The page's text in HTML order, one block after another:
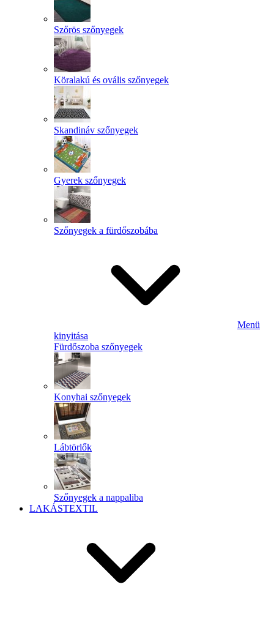
Szőrös szőnyegek
Köralakú és ovális szőnyegek
Skandináv szőnyegek
Gyerek szőnyegek
Szőnyegek a fürdőszobába
Menü
kinyitása
Fürdőszoba szőnyegek
Konyhai szőnyegek
Lábtörlők
Szőnyegek a nappaliba
LAKÁSTEXTIL